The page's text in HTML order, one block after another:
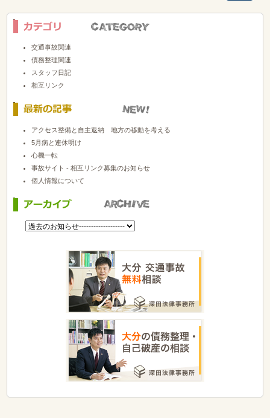
交通事故関連
債務整理関連
スタッフ日記
相互リンク
アクセス整備と自主返納 地方の移動を考える
5月病と連休明け
心機一転
事故サイト - 相互リンク募集のお知らせ
個人情報について